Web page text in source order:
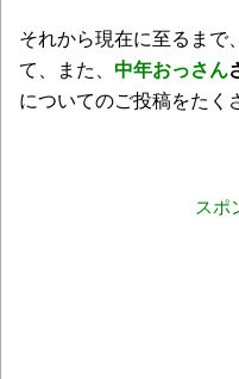
それから現在に至るまで
て、また、 中年おっさん
についてのご投稿をたく
スポ